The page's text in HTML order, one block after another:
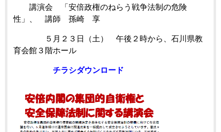
講演会 「安倍政権のねらう戦争法制の危険
性」、 講師 孫崎 享
５月２３日（土） 午後２時から、石川県教
育会館３階ホール
チラシダウンロード